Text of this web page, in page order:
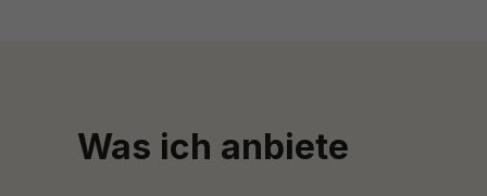
Was ich anbiete